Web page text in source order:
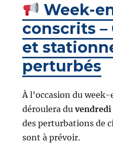
Week-
conscrits
et
perturbés
À l’occasion du
déroulera du
des perturbations de
sont à prévoir.